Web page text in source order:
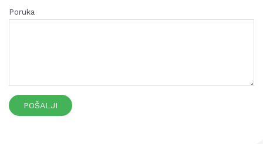
Poruka
POŠALJI